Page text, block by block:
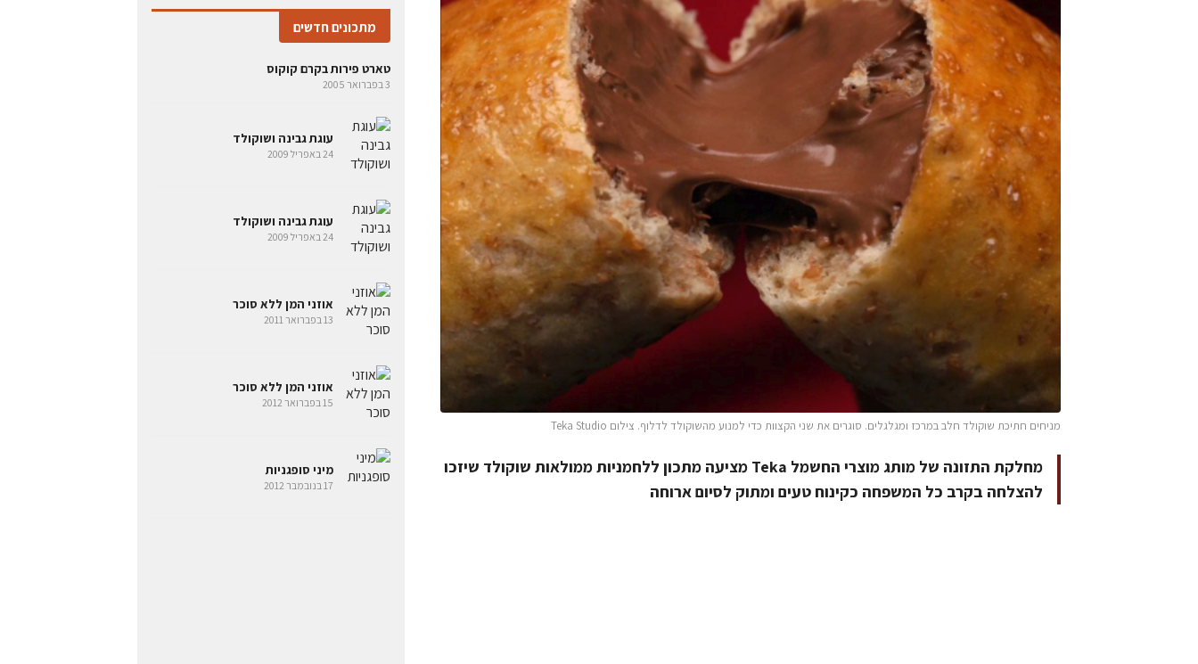
מניחים חתיכת שוקולד חלב במרכז ומגלגלים. סוגרים את שני הקצוות כדי למנוע מהשוקולד לדלוף. צילום Teka Studio
מחלקת התזונה של מותג מוצרי החשמל Teka מציעה מתכון ללחמניות ממולאות שוקולד שיזכו
להצלחה בקרב כל המשפחה כקינוח טעים ומתוק לסיום ארוחה
מתכונים חדשים
טארט פירות בקרם קוקוס
3 בפברואר 2005
עוגת גבינה ושוקולד
24 באפריל 2009
עוגת גבינה ושוקולד
24 באפריל 2009
אוזני המן ללא סוכר
13 בפברואר 2011
אוזני המן ללא סוכר
15 בפברואר 2012
מיני סופגניות
17 בנובמבר 2012